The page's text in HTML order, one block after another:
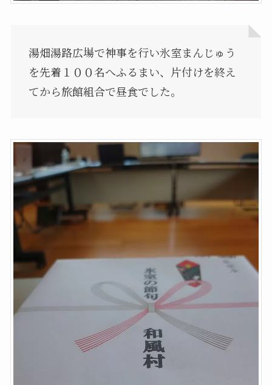
湯畑湯路広場で神事を行い氷室まんじゅう
を先着１００名へふるまい、片付けを終え
てから旅館組合で昼食でした。